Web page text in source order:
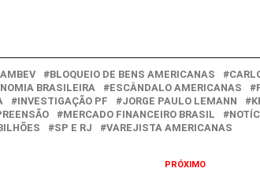
AMBEV BLOQUEIO DE BENS AMERICANAS
BRASILEIRA ESCÂNDALO AMERICANAS
INVESTIGAÇÃO PF JORGE PAULO LEMANN
MERCADO FINANCEIRO BRASIL
SP E RJ VAREJISTA AMERICANAS
PRÓXIMO